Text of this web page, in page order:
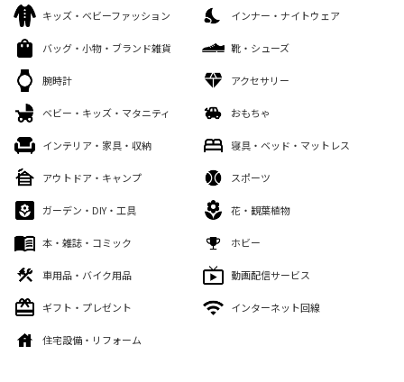
キッズ・ベビーファッション インナー・ナイトウェア
バッグ・小物・ブランド雑貨 靴・シューズ
腕時計 アクセサリー
ベビー・キッズ・マタニティ おもちゃ
インテリア・家具・収納 寝具・ベッド・マットレス
アウトドア・キャンプ スポーツ
ガーデン・DIY・工具 花・観葉植物
本・雑誌・コミック ホビー
車用品・バイク用品 動画配信サービス
ギフト・プレゼント インターネット回線
住宅設備・リフォーム